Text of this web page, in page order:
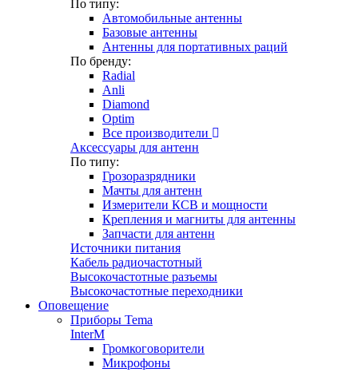
По типу:
Автомобильные антенны
Базовые антенны
Антенны для портативных раций
По бренду:
Radial
Anli
Diamond
Optim
Все производители
Аксессуары для антенн
По типу:
Грозоразрядники
Мачты для антенн
Измерители КСВ и мощности
Крепления и магниты для антенны
Запчасти для антенн
Источники питания
Кабель радиочастотный
Высокочастотные разъемы
Высокочастотные переходники
Оповещение
Приборы Tema
InterM
Громкоговорители
Микрофоны